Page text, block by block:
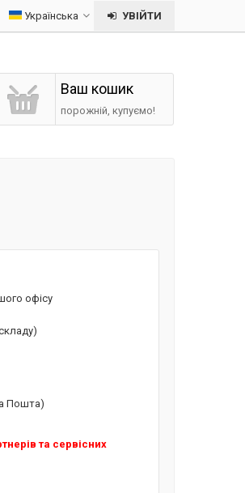
Українська УВІЙТИ
Ваш кошик
порожній, купуємо!
офісу
Пошта)
та сервісних